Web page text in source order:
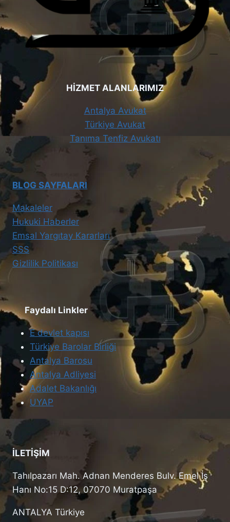
HİZMET ALANLARIMIZ
Antalya Avukat
Türkiye Avukat
Tanıma Tenfiz Avukatı
BLOG SAYFALARI
Makaleler
Hukuki Haberler
Emsal Yargıtay Kararları
SSS
Gizlilik Politikası
Faydalı Linkler
E devlet kapısı
Türkiye Barolar Birliği
Antalya Barosu
Antalya Adliyesi
Adalet Bakanlığı
UYAP
İLETİŞİM
Tahılpazarı Mah. Adnan Menderes Bulv. Emel İş
Hanı No:15 D:12, 07070 Muratpaşa
ANTALYA Türkiye